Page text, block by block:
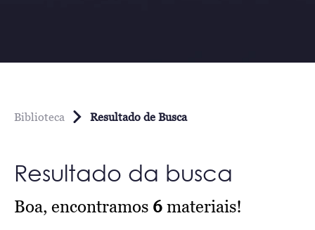
Biblioteca Resultado de Busca
Resultado da busca
Boa, encontramos 6 materiais!